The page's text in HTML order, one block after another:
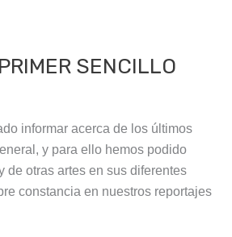
SENCILLO
informar acerca de los últimos
y para ello hemos podido
de otras artes en sus diferentes
constancia en nuestros reportajes